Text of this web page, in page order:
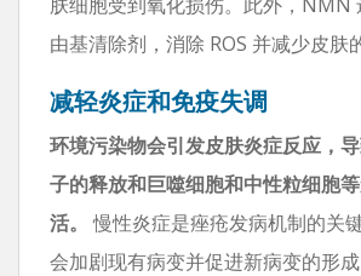
由基清除剂，消除 ROS 并减少皮肤
减轻炎症和免疫失调
环境污染物会引发皮肤炎症反应，
子的释放和巨噬细胞和中性粒细胞
活。 慢性炎症是痤疮发病机制的关
会加剧现有病变并促进新病变的形